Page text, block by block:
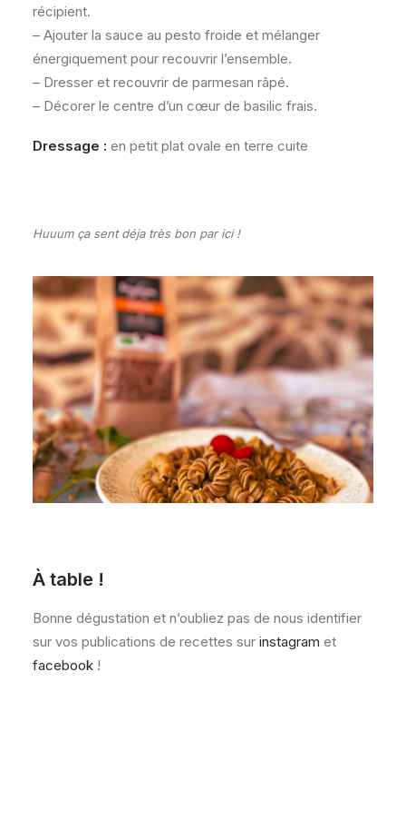
récipient.
– Ajouter la sauce au pesto froide et mélanger
énergiquement pour recouvrir l’ensemble.
– Dresser et recouvrir de parmesan râpé.
– Décorer le centre d’un cœur de basilic frais.
Dressage : en petit plat ovale en terre cuite
Huuum ça sent déja très bon par ici !
À table !
Bonne dégustation et n’oubliez pas de nous identifier
sur vos publications de recettes sur instagram et
facebook !